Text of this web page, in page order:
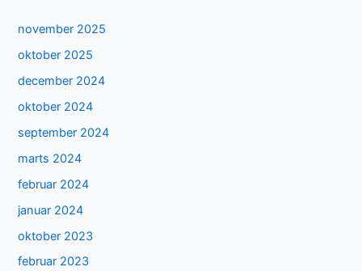
november 2025
oktober 2025
december 2024
oktober 2024
september 2024
marts 2024
februar 2024
januar 2024
oktober 2023
februar 2023